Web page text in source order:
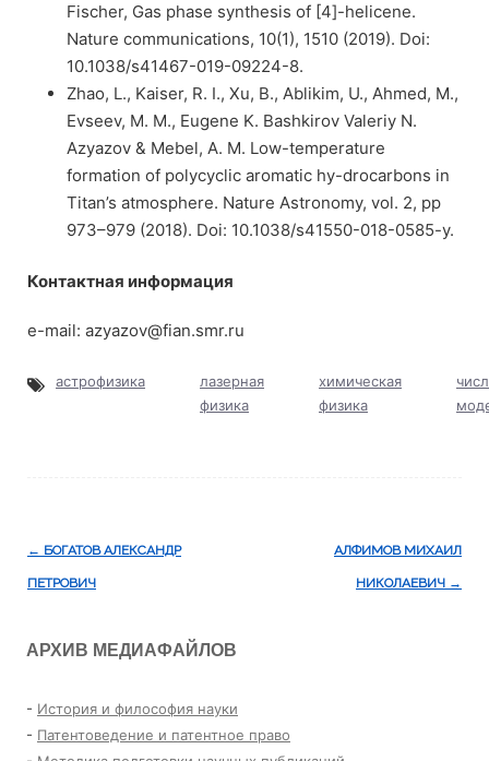
Fischer, Gas phase synthesis of [4]-helicene.
Nature communications, 10(1), 1510 (2019). Doi:
10.1038/s41467-019-09224-8.
Zhao, L., Kaiser, R. I., Xu, B., Ablikim, U., Ahmed, M.,
Evseev, M. M., Eugene K. Bashkirov Valeriy N.
Azyazov & Mebel, A. M. Low-temperature
formation of polycyclic aromatic hy-drocarbons in
Titan’s atmosphere. Nature Astronomy, vol. 2, pp
973–979 (2018). Doi: 10.1038/s41550-018-0585-y.
Контактная информация
e-mail: azyazov@fian.smr.ru
астрофизика
лазерная
физика
химическая
физика
Навигация
по
← БОГАТОВ АЛЕКСАНДР
ПЕТРОВИЧ
АЛФИМОВ МИХАИЛ
НИКОЛАЕВИЧ →
АРХИВ МЕДИАФАЙЛОВ
- История и философия науки
- Патентоведение и патентное право